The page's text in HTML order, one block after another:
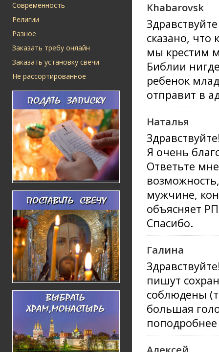
Современность
Религии
Разное
Заказать требу онлайн
Заказать установку свечи
Не рассортированное
Khabarovsk
сказано,
мы крестим
Библии
ребенок
отправит в
Наталья
Я очень
Ответьте
мужчине,
объясняет
Спасибо.
Галина
пишут
соблюдены
большая